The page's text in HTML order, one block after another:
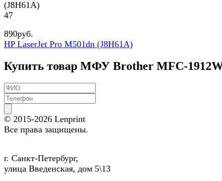
47
890руб.
HP LaserJet Pro M501dn (J8H61A)
Купить товар МФУ Brother MFC-
© 2015-2026 Lenprint
Все права защищены.
г. Санкт-Петербург,
улица Введенская, дом 5\13